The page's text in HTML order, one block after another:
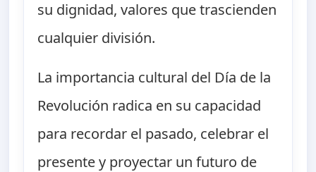
su dignidad, valores que trascienden
cualquier división.
La importancia cultural del Día de la
Revolución radica en su capacidad
para recordar el pasado, celebrar el
presente y proyectar un futuro de